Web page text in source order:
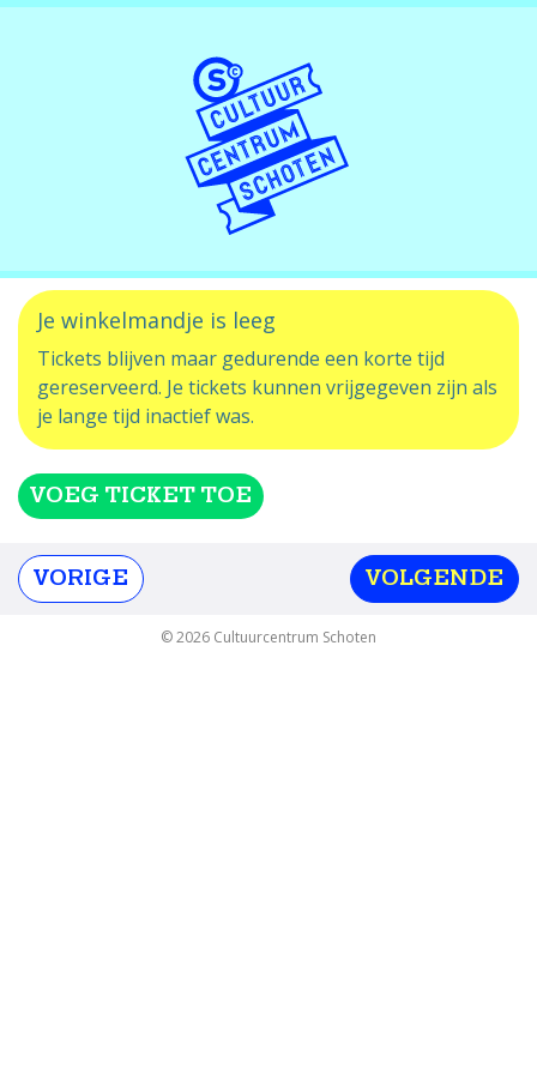
Je winkelmandje is leeg
Tickets blijven maar gedurende een korte tijd
gereserveerd. Je tickets kunnen vrijgegeven zijn als
je lange tijd inactief was.
VOEG TICKET TOE
VORIGE VOLGENDE
© 2026 Cultuurcentrum Schoten